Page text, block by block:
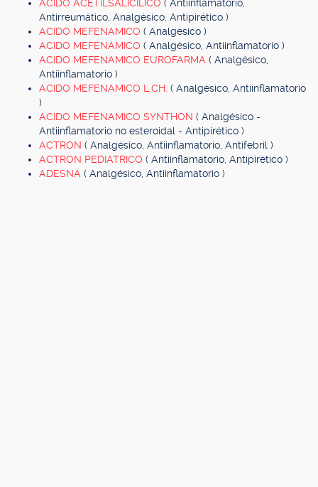
ACIDO ACETILSALICILICO ( Antiinflamatorio,
Antirreumático, Analgésico, Antipirético )
ACIDO MEFENAMICO ( Analgésico )
ACIDO MEFENAMICO ( Analgésico, Antiinflamatorio )
ACIDO MEFENAMICO EUROFARMA ( Analgésico,
Antiinflamatorio )
ACIDO MEFENAMICO L.CH. ( Analgésico, Antiinflamatorio
)
ACIDO MEFENAMICO SYNTHON ( Analgésico -
Antiinflamatorio no esteroidal - Antipirético )
ACTRON ( Analgésico, Antiinflamatorio, Antifebril )
ACTRON PEDIATRICO ( Antiinflamatorio, Antipirético )
ADESNA ( Analgésico, Antiinflamatorio )